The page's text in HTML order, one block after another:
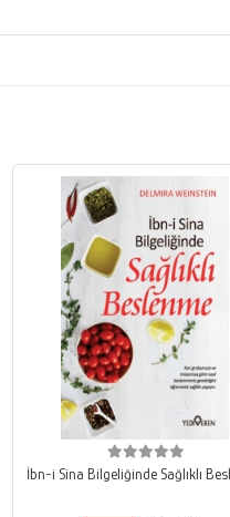
İbn-i Sina Bilgeliğinde Sağlıklı